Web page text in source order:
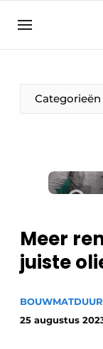
Categorieën
De Pen
Meer
juiste
BOUWMAT
25 augustus